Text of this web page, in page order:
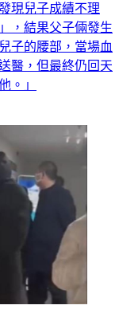
現兒子成績不理
，結果父子倆發生
子的腰部，當場血
醫，但最終仍回天
。」